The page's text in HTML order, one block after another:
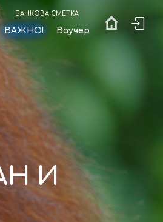
И
Банкова сметка
ВАЖНО! Ваучер